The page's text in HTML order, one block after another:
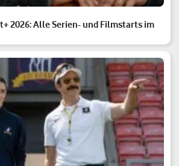
2026: Alle Serien- und Filmstarts im